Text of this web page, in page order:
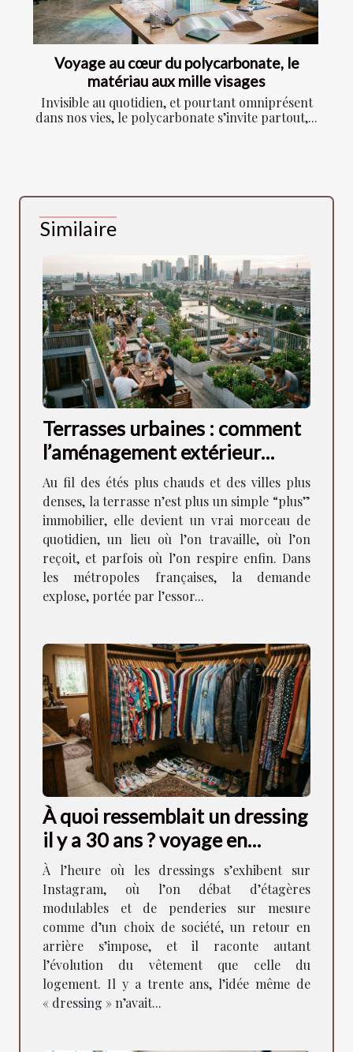
Voyage au cœur du polycarbonate, le
matériau aux mille visages
Invisible au quotidien, et pourtant omniprésent
dans nos vies, le polycarbonate s’invite partout,...
Similaire
Terrasses urbaines : comment
l’aménagement extérieur
façonne la vie en ville
Au fil des étés plus chauds et des villes plus
denses, la terrasse n’est plus un simple “plus”
immobilier, elle devient un vrai morceau de
quotidien, un lieu où l’on travaille, où l’on
reçoit, et parfois où l’on respire enfin. Dans
les métropoles françaises, la demande
explose, portée par l’essor...
À quoi ressemblait un dressing
il y a 30 ans ? voyage en
images
À l’heure où les dressings s’exhibent sur
Instagram, où l’on débat d’étagères
modulables et de penderies sur mesure
comme d’un choix de société, un retour en
arrière s’impose, et il raconte autant
l’évolution du vêtement que celle du
logement. Il y a trente ans, l’idée même de
« dressing » n’avait...